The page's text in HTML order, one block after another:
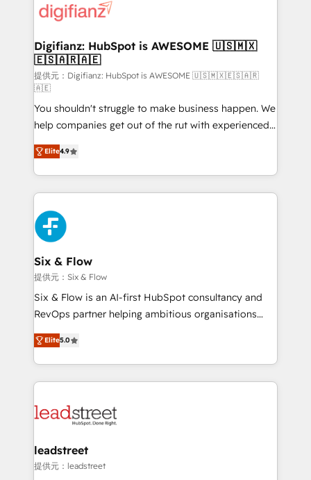
more people - Get the most out of your HubSpot
investment
supercharge revenue operations Key services: • CRM
Transformation / Web Development • RevOps &
Sales Consulting • Marketing Automation What
makes us different? 🚀 Top 0.5% of global HubSpot
agencies ⚙️ The strongest technical ability and
integration capabilities 💼 Consultative, long-term
partners who will embed ourselves into your
business, processes and systems 🏢 We specialise in
working with mid-market and enterprise
organisations, global organisations and those with
complex use cases 🏆 CRM Implementation,
Platform Enablement, Custom Integration and
Onboarding Accredited 🔐 ISO27001 & ISO9001
Certified
Digifianz: HubSpot is AWESOME 🇺🇸🇲🇽
🇪🇸🇦🇷🇦🇪
提供元：Digifianz: HubSpot is AWESOME 🇺🇸🇲🇽🇪🇸🇦🇷
🇦🇪
You shouldn't struggle to make business happen. We
help companies get out of the rut with experienced,
process-oriented teams implementing HubSpot
Marketing, Sales, Service, CMS and Operations Hub,
so selling and actually engaging with your customers
feels easy and pain-free. We are a top ranked
HubSpot Elite Partner, winner of Rookie of the Year
and Customer First Awards, 4.9/5 rating in HubSpot
Reviews and 4.9/5 rating in Clutch Reviews. Digifianz
helps the following industries: logistics & 3PL, home
improvement & construction, branding and
commercialization, real estate, health, education,
SaaS, Software Dev & IT and consulting, make the
the United States, EU, UAE, Mexico and Latin
America. From casual user to super fan: make
Elite4.9
Six & Flow
提供元：Six & Flow
Six & Flow is an AI-first HubSpot consultancy and
RevOps partner helping ambitious organisations
grow with clarity, confidence, and intelligence.
Operating across the UK, Netherlands, Ireland, and
Canada, we’ve delivered thousands of successful
HubSpot projects for mid-market and enterprise
combine HubSpot, data, and AI to design connected
and technology for predictable, scalable revenue
growth. Our expertise spans RevOps, CRM and data
Elite5.0
leadstreet
提供元：leadstreet